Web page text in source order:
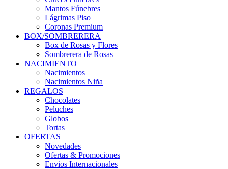
Mantos Fúnebres
Lágrimas Piso
Coronas Premium
BOX/SOMBRERERA
Box de Rosas y Flores
Sombrerera de Rosas
NACIMIENTO
Nacimientos
Nacimientos Niña
REGALOS
Chocolates
Peluches
Globos
Tortas
OFERTAS
Novedades
Ofertas & Promociones
Envios Internacionales